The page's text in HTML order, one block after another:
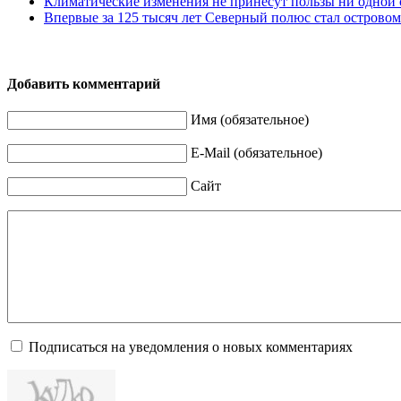
Впервые за 125 тысяч лет Северный полюс стал островом
Добавить комментарий
Имя (обязательное)
E-Mail (обязательное)
Сайт
Подписаться на уведомления о новых комментариях